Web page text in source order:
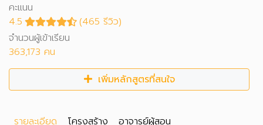
คะแนน
4.5
(465 รีวิว)
จำนวนผู้เข้าเรียน
363,173 คน
เพิ่มหลักสูตรที่สนใจ
รายละเอียด โครงสร้าง อาจารย์ผู้สอน